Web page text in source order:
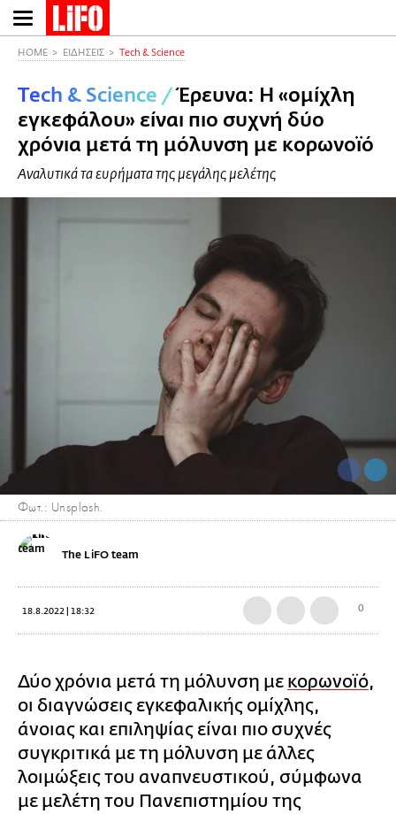
Παράκαμψη
προς
περιεχόμενο
HOME ΕΙΔΗΣΕΙΣ Τech & Science
Τech & Science /Έρευνα: H «ομίχλη
εγκεφάλου» είναι πιο συχνή δύο
χρόνια μετά τη μόλυνση με κορωνοϊό
Αναλυτικά τα ευρήματα της μεγάλης μελέτης
Φωτ.: Unsplash.
The LiFO team
18.8.2022 | 18:32 0
Δύο χρόνια μετά τη μόλυνση με κορωνοϊό,
οι διαγνώσεις εγκεφαλικής ομίχλης,
άνοιας και επιληψίας είναι πιο συχνές
συγκριτικά με τη μόλυνση με άλλες
λοιμώξεις του αναπνευστικού, σύμφωνα
με μελέτη του Πανεπιστημίου της